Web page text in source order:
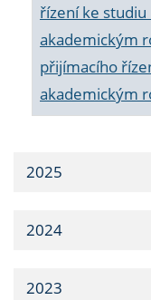
řízení ke studiu
akademickým
přijímacího
akademickým
2025
2024
2023